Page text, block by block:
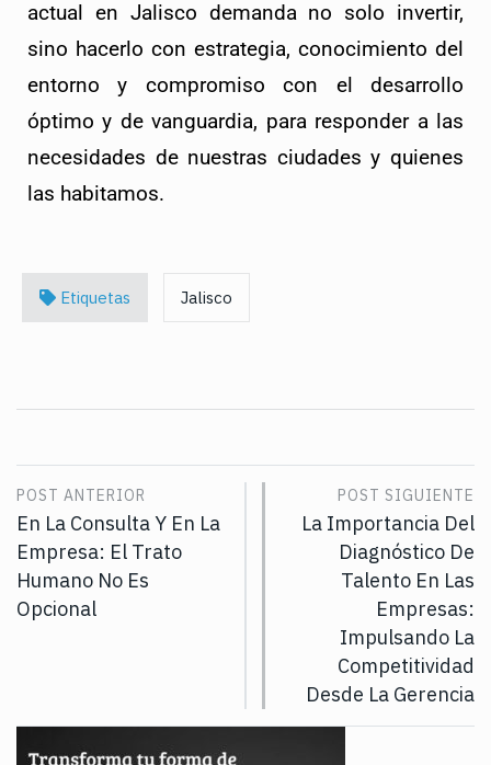
actual en Jalisco demanda no solo invertir,
sino hacerlo con estrategia, conocimiento del
entorno y compromiso con el desarrollo
óptimo y de vanguardia, para responder a las
necesidades de nuestras ciudades y quienes
las habitamos.
Etiquetas Jalisco
POST ANTERIOR
En La Consulta Y En La
Empresa: El Trato
Humano No Es
Opcional
POST SIGUIENTE
La Importancia Del
Diagnóstico De
Talento En Las
Empresas:
Impulsando La
Competitividad
Desde La Gerencia